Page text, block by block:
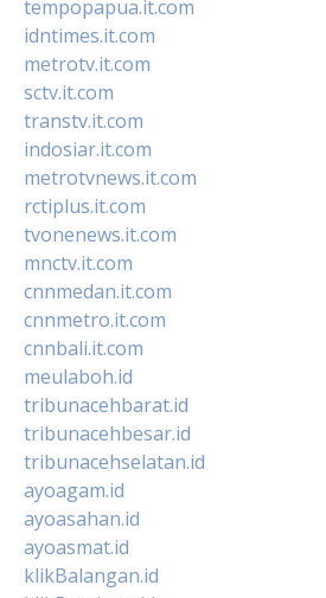
tempopapua.it.com
idntimes.it.com
metrotv.it.com
sctv.it.com
transtv.it.com
indosiar.it.com
metrotvnews.it.com
rctiplus.it.com
tvonenews.it.com
mnctv.it.com
cnnmedan.it.com
cnnmetro.it.com
cnnbali.it.com
meulaboh.id
tribunacehbarat.id
tribunacehbesar.id
tribunacehselatan.id
ayoagam.id
ayoasahan.id
ayoasmat.id
klikBalangan.id